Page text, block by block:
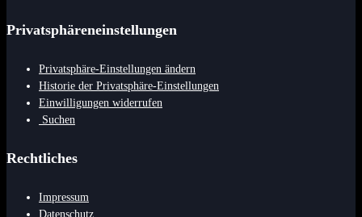
Privatsphäreneinstellungen
Privatsphäre-Einstellungen ändern
Historie der Privatsphäre-Einstellungen
Einwilligungen widerrufen
Suchen
Rechtliches
Impressum
Datenschutz